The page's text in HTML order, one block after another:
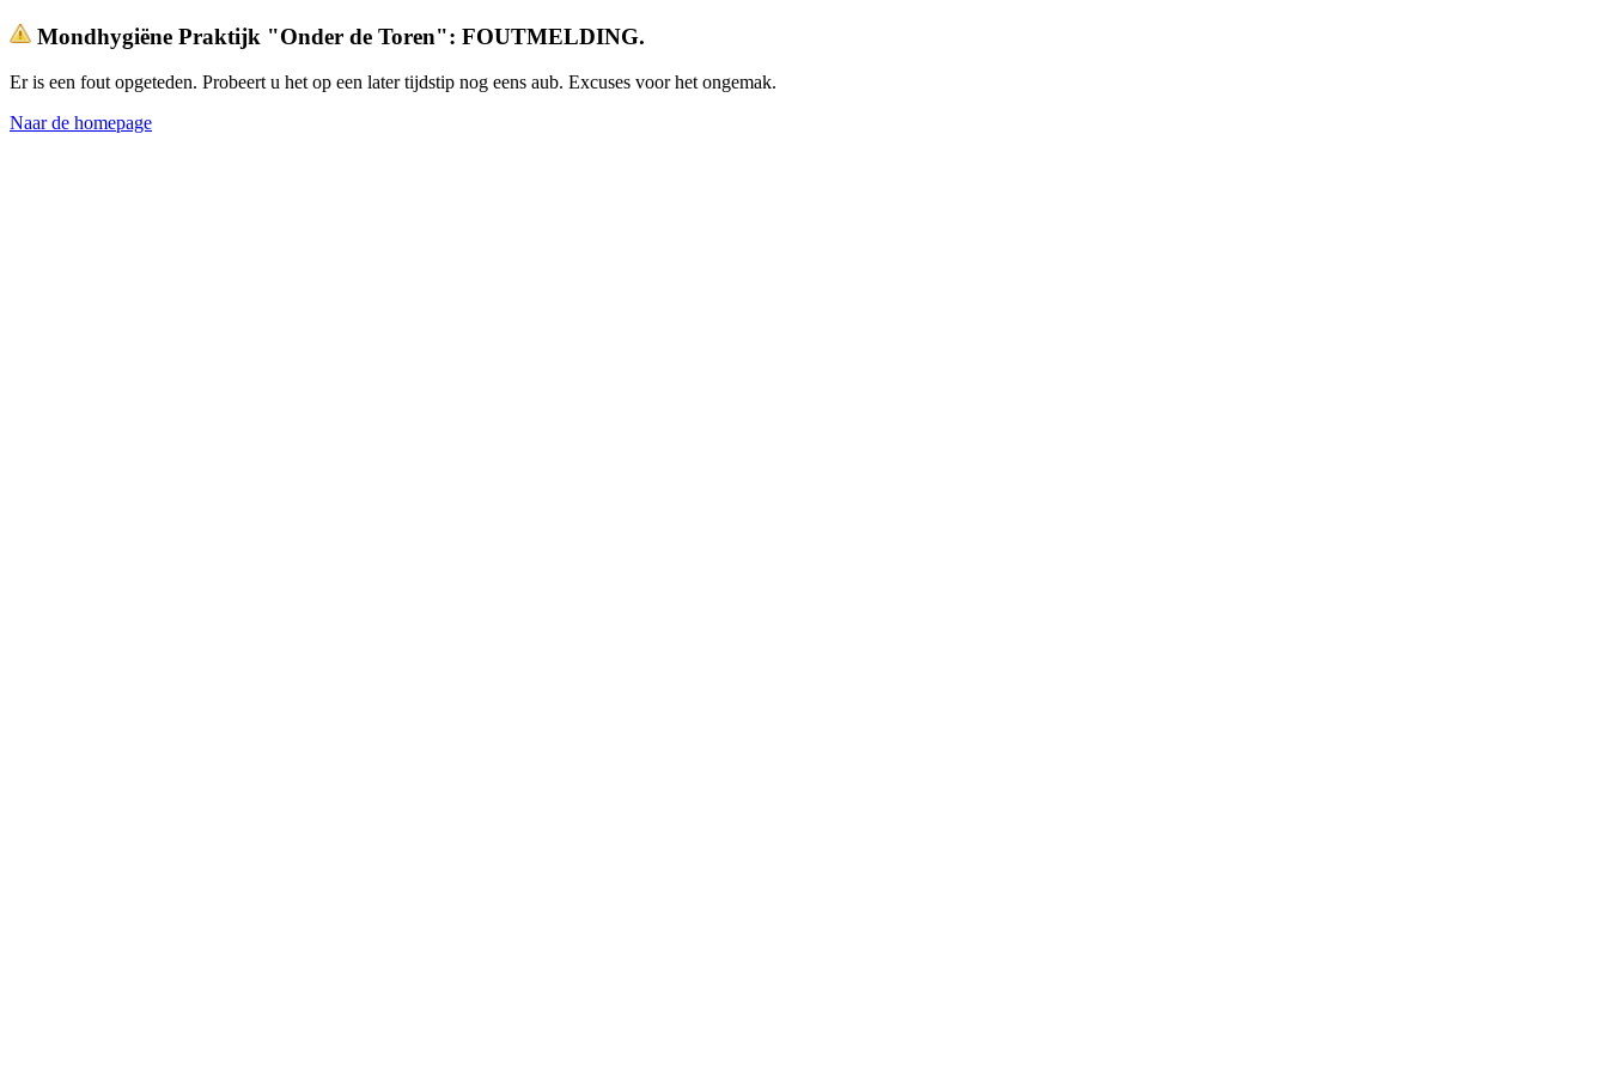
Mondhygiëne Praktijk "Onder de Toren": FOUTMELDING.
Er is een fout opgeteden. Probeert u het op een later tijdstip nog eens aub. Excuses voor het ongemak.
Naar de homepage